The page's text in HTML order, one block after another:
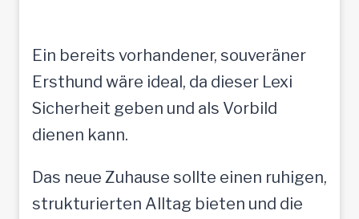
Ein bereits vorhandener, souveräner
Ersthund wäre ideal, da dieser Lexi
Sicherheit geben und als Vorbild
dienen kann.
Das neue Zuhause sollte einen ruhigen,
strukturierten Alltag bieten und die